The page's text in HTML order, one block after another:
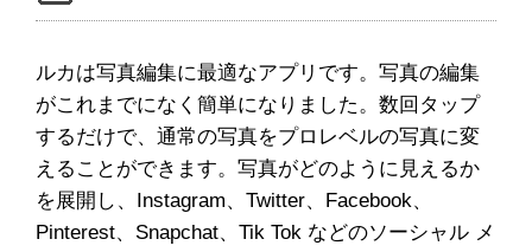
ルカは写真編集に最適なアプリです。写真の編集
がこれまでになく簡単になりました。数回タップ
するだけで、通常の写真をプロレベルの写真に変
えることができます。写真がどのように見えるか
を展開し、Instagram、Twitter、Facebook、
Pinterest、Snapchat、Tik Tok などのソーシャル メ